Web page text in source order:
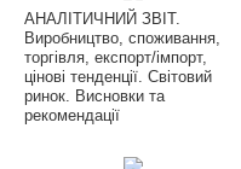
АНАЛІТИЧНИЙ ЗВІТ.
Виробництво, споживання,
торгівля, експорт/імпорт,
цінові тенденції. Світовий
ринок. Висновки та
рекомендації